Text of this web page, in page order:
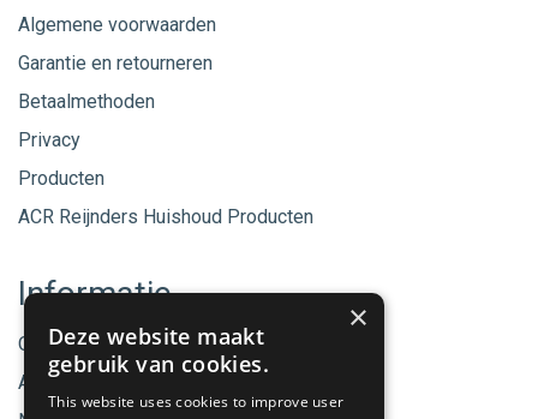
Algemene voorwaarden
Garantie en retourneren
Betaalmethoden
Privacy
Producten
ACR Reijnders Huishoud Producten
Informatie
Onze merken
Aanbiedingen
×
Deze website maakt
gebruik van cookies.
This website uses cookies to improve user